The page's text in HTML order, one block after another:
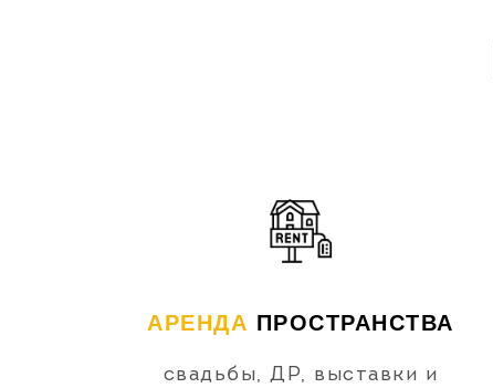
АРЕНДА ПРОСТРАНСТВА
свадьбы, ДР, выставки и